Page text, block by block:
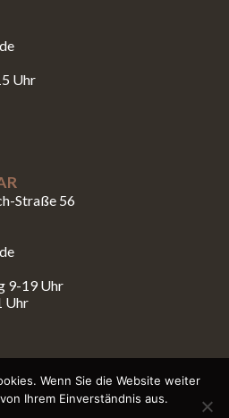
Uhr
Straße 56
9-19 Uhr
Uhr
|Datenschutz|AGBs
Wenn Sie die Website weiter
Ihrem Einverständnis aus.